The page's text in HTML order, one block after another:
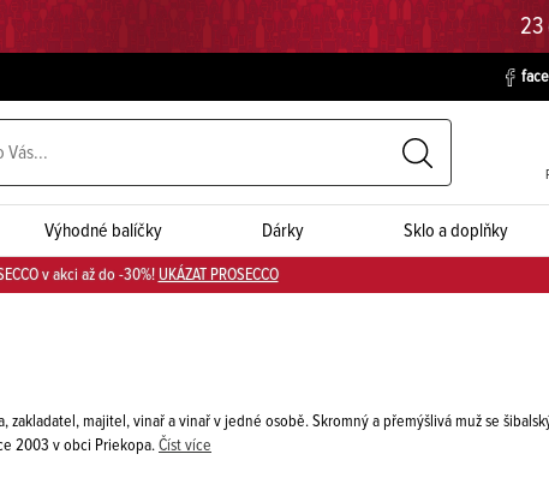
23
Výhodné balíčky Dárky Sklo a doplňky
v akci až do -30%! UKÁZAT PROSECCO
zakladatel, majitel, vinař a vinař v jedné osobě. Skromný a přemýšlivá muž se
2003 v obci Priekopa. Číst více